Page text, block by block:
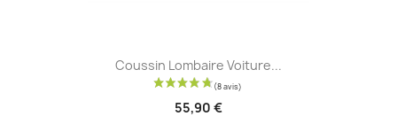
Coussin Lombaire Voiture...
55,90 €